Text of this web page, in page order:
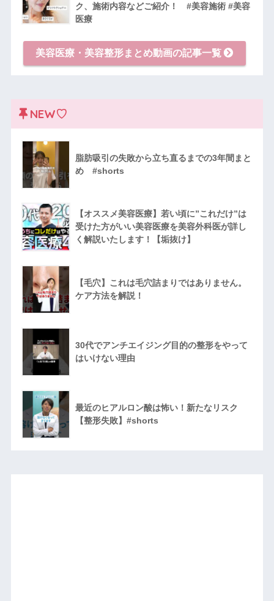
ク、施術内容などご紹介！ #美容施術 #美容
医療
美容医療・美容整形まとめ動画の記事一覧
NEW♡
脂肪吸引の失敗から立ち直るまでの3年間まと
め #shorts
【オススメ美容医療】若い頃に”これだけ”は
受けた方がいい美容医療を美容外科医が詳し
く解説いたします！【垢抜け】
【毛穴】これは毛穴詰まりではありません。
ケア方法を解説！
30代でアンチエイジング目的の整形をやって
はいけない理由
最近のヒアルロン酸は怖い！新たなリスク
【整形失敗】#shorts